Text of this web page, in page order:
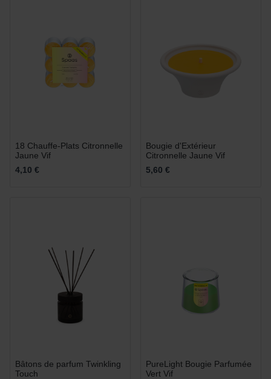
18 Chauffe-Plats Citronnelle
Jaune Vif
4,10 €
Bougie d'Extérieur
Citronnelle Jaune Vif
5,60 €
Bâtons de parfum Twinkling
Touch
PureLight Bougie Parfumée
Vert Vif